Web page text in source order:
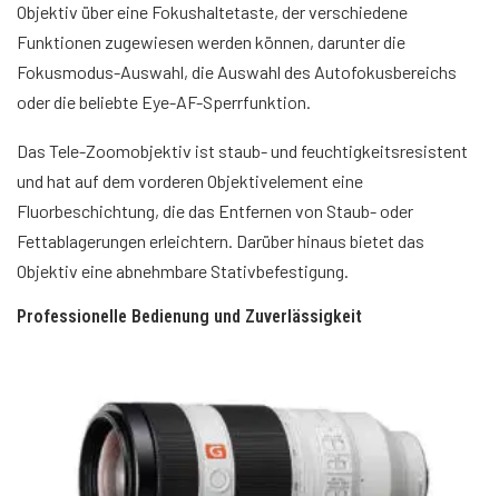
Objektiv über eine Fokushaltetaste, der verschiedene
Funktionen zugewiesen werden können, darunter die
Fokusmodus-Auswahl, die Auswahl des Autofokusbereichs
oder die beliebte Eye-AF-Sperrfunktion.
Das Tele-Zoomobjektiv ist staub- und feuchtigkeitsresistent
und hat auf dem vorderen Objektivelement eine
Fluorbeschichtung, die das Entfernen von Staub- oder
Fettablagerungen erleichtern. Darüber hinaus bietet das
Objektiv eine abnehmbare Stativbefestigung.
Professionelle Bedienung und Zuverlässigkeit